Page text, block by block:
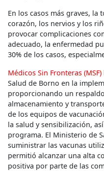
En los casos más graves,
corazón, los nervios y los
provocar complicaciones
adecuado, la enfermedad
30% de los casos,
Médicos Sin Fronteras (MSF)
Salud de Borno en la
proporcionando un
almacenamiento y
de los equipos de
la salud y sensibilización,
programa. El Ministerio de
suministrar las vacunas
permitió alcanzar una alta
positiva por parte de las